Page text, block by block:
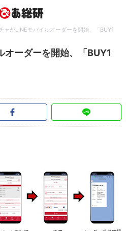
ャがLINEモバイルオーダーを開始、「BUY1
オーダーを開始、「BUY1